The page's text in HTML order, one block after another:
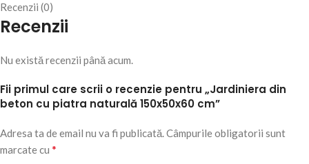
Recenzii (0)
Recenzii
Nu există recenzii până acum.
Fii primul care scrii o recenzie pentru „Jardiniera din
beton cu piatra naturală 150x50x60 cm”
Adresa ta de email nu va fi publicată.Câmpurile obligatorii sunt
marcate cu *